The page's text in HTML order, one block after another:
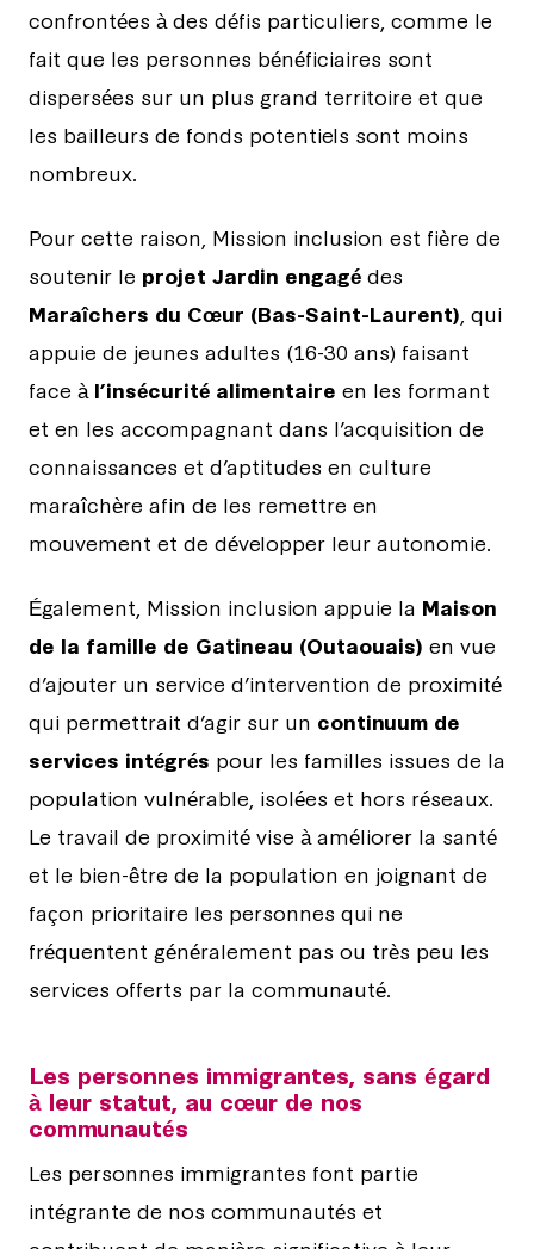
confrontées à des défis particuliers, comme le
fait que les personnes bénéficiaires sont
dispersées sur un plus grand territoire et que
les bailleurs de fonds potentiels sont moins
nombreux.
Pour cette raison, Mission inclusion est fière de
soutenir le projet Jardin engagé des
Maraîchers du Cœur (Bas-Saint-Laurent) , qui
appuie de jeunes adultes (16-30 ans) faisant
face à l’insécurité alimentaire en les formant
et en les accompagnant dans l’acquisition de
connaissances et d’aptitudes en culture
maraîchère afin de les remettre en
mouvement et de développer leur autonomie.
Également, Mission inclusion appuie la Maison
de la famille de Gatineau (Outaouais) en vue
d’ajouter un service d’intervention de proximité
qui permettrait d’agir sur un continuum de
services intégrés pour les familles issues de la
population vulnérable, isolées et hors réseaux.
Le travail de proximité vise à améliorer la santé
et le bien-être de la population en joignant de
façon prioritaire les personnes qui ne
fréquentent généralement pas ou très peu les
services offerts par la communauté.
Les personnes immigrantes, sans égard
à leur statut, au cœur de nos
communautés
Les personnes immigrantes font partie
intégrante de nos communautés et